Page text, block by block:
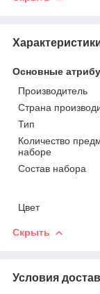
Основные
Производитель
Страна
Тип
Количество
наборе
Состав набора
Цвет
Скрыть
Условия